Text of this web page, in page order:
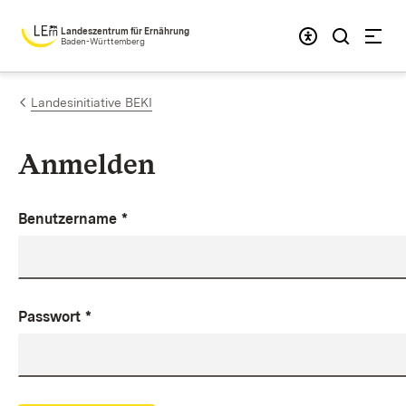
Zum Inhalt springen
Landeszentrum für Ernährung
Baden-Württemberg
Landesinitiative BEKI
Anmelden
Benutzername *
Passwort *